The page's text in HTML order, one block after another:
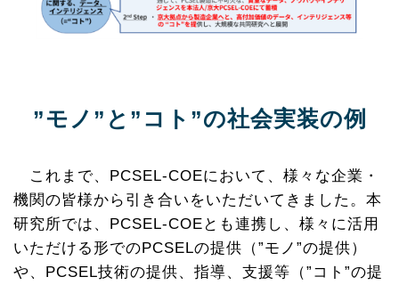
”モノ”と”コト”の社会実装の例
これまで、PCSEL-COEにおいて、様々な企業・
機関の皆様から引き合いをいただいてきました。本
研究所では、PCSEL-COEとも連携し、様々に活用
いただける形でのPCSELの提供（”モノ”の提供）
や、PCSEL技術の提供、指導、支援等（”コト”の提